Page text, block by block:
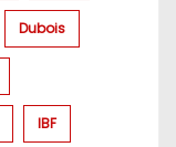
Dubois
IBF